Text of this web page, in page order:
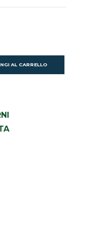
AL CARRELLO